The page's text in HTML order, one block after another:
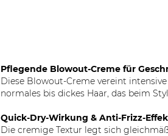
Pflegende Blowout-Creme für
Diese Blowout-Creme vereint
normales bis dickes Haar, das beim
Quick-Dry-Wirkung & Anti-Frizz-
Die cremige Textur legt sich